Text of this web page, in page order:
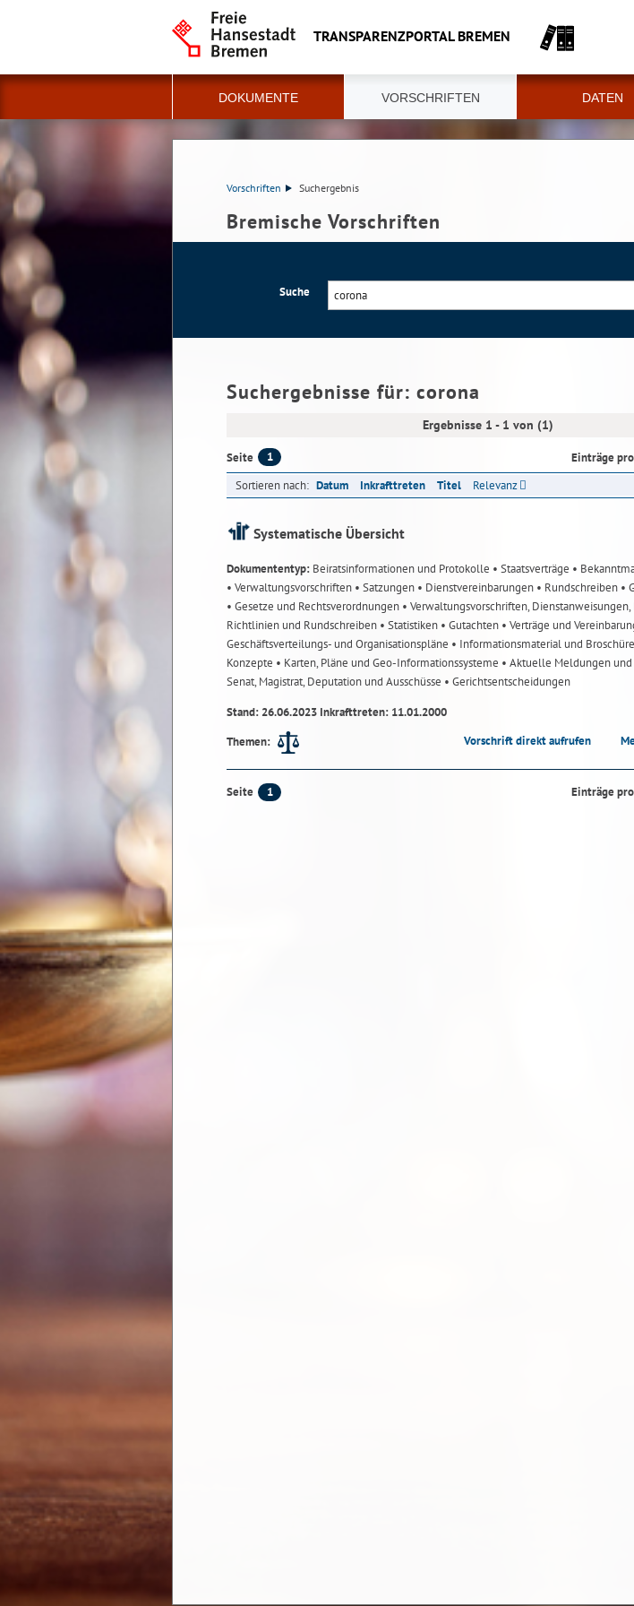
TRANSPARENZPORTAL BREMEN
DOKUMENTE VORSCHRIFTEN DATEN
Vorschriften Suchergebnis
Bremische Vorschriften
Suche
Suchergebnisse für: corona
Ergebnisse 1 - 1 von (1)
Seite 1 Einträge
Sortieren nach: Datum Inkrafttreten Titel Relevanz
Systematische Übersicht
Dokumententyp: Beiratsinformationen und Protokolle • Staatsverträge •
• Verwaltungsvorschriften • Satzungen • Dienstvereinbarungen • Rundschreiben •
• Gesetze und Rechtsverordnungen • Verwaltungsvorschriften,
Richtlinien und Rundschreiben • Statistiken • Gutachten • Verträge und
Geschäftsverteilungs- und Organisationspläne • Informationsmaterial und
Konzepte • Karten, Pläne und Geo-Informationssysteme • Aktuelle Meldungen
Senat, Magistrat, Deputation und Ausschüsse • Gerichtsentscheidungen
Stand: 26.06.2023 Inkrafttreten: 11.01.2000
Themen:
Vorschrift direkt aufrufen
Seite 1 Einträge